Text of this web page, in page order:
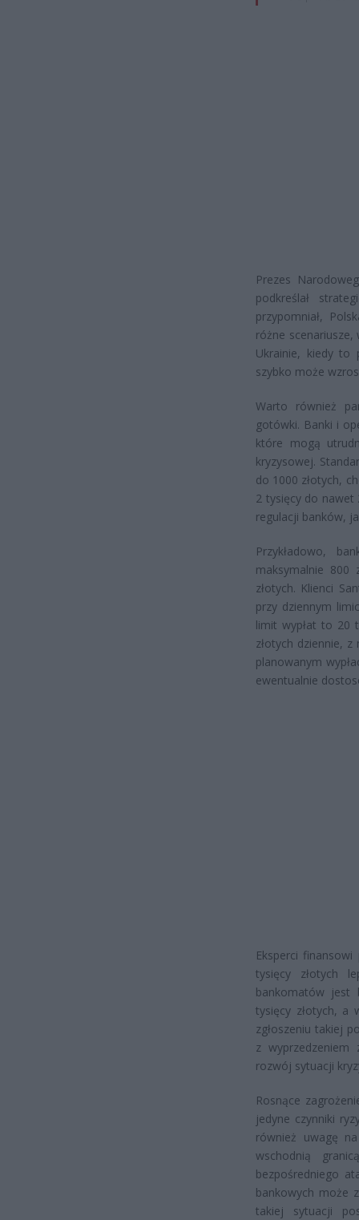
Prezes
podkreślał
przypomniał,
różne
Ukrainie, kiedy to
szybko może
Warto również
gotówki. Banki i
które mogą
kryzysowej.
do 1000 złotych,
2 tysięcy do nawet
regulacji banków,
Przykładowo,
maksymalnie
złotych. Klienci
przy dziennym
limit wypłat to 20
złotych dziennie,
planowanym
ewentualnie
Eksperci
tysięcy złotych
bankomatów jest
tysięcy złotych, a
zgłoszeniu takiej
z
rozwój sytuacji
Rosnące
jedyne czynniki
również uwagę
wschodnią
bezpośredniego
bankowych może
takiej sytuacji